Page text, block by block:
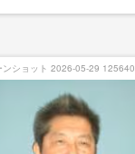
ンショット 2026-05-29 125640